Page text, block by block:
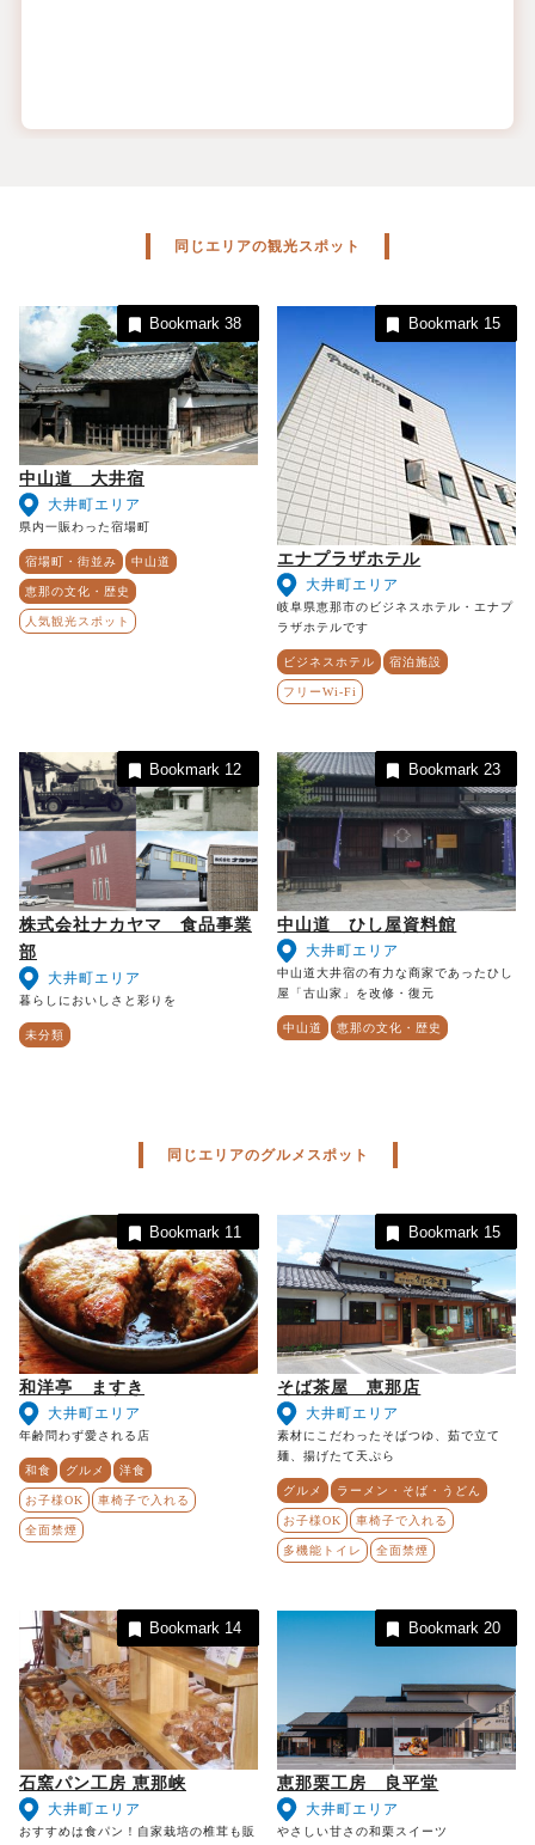
同じエリアの観光スポット
中山道 大井宿
大井町エリア
県内一賑わった宿場町
宿場町・街並み 中山道
恵那の文化・歴史
人気観光スポット
Bookmark38
エナプラザホテル
大井町エリア
岐阜県恵那市のビジネスホテル・エナプ
ラザホテルです
ビジネスホテル 宿泊施設
フリーWi-Fi
Bookmark 15
株式会社ナカヤマ 食品事業
部
大井町エリア
暮らしにおいしさと彩りを
未分類
Bookmark 12
中山道 ひし屋資料館
大井町エリア
中山道大井宿の有力な商家であったひし
屋「古山家」を改修・復元
中山道 恵那の文化・歴史
Bookmark 23
同じエリアのグルメスポット
和洋亭 ますき
大井町エリア
年齢問わず愛される店
和食 グルメ 洋食
お子様OK 車椅子で入れる
全面禁煙
Bookmark 11
そば茶屋 恵那店
大井町エリア
素材にこだわったそばつゆ、茹で立て
麺、揚げたて天ぷら
グルメ ラーメン・そば・うどん
お子様OK 車椅子で入れる
多機能トイレ 全面禁煙
Bookmark 15
石窯パン工房 恵那峡
大井町エリア
おすすめは食パン！自家栽培の椎茸も販
Bookmark 14
恵那栗工房 良平堂
大井町エリア
やさしい甘さの和栗スイーツ
Bookmark 20